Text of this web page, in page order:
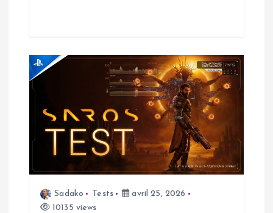
r
t
Sadako Tests
avril 25, 2026
10135 views